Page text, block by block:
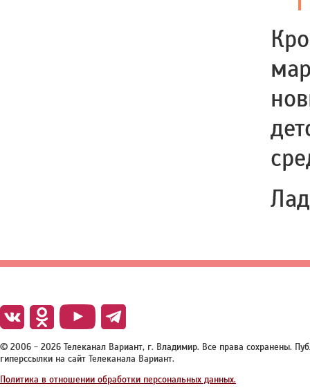
© 2006 - 2026 Телеканал Вариант, г. Владимир. Все права сохранены.
гиперссылки на сайт Телеканала Вариант.
Политика в отношении обработки персональных данных.